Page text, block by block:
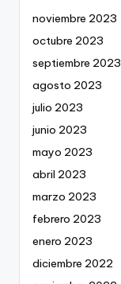
noviembre 2023
octubre 2023
septiembre 2023
agosto 2023
julio 2023
junio 2023
mayo 2023
abril 2023
marzo 2023
febrero 2023
enero 2023
diciembre 2022